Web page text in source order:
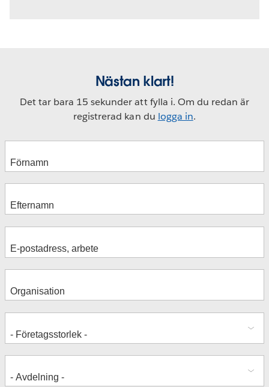
Nästan klart!
Det tar bara 15 sekunder att fylla i. Om du redan är
registrerad kan du logga in.